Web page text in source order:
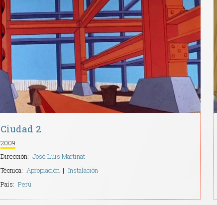
Ciudad 2
2009
Dirección: José Luis Martinat
Técnica: Apropiación
Instalación
País: Perú